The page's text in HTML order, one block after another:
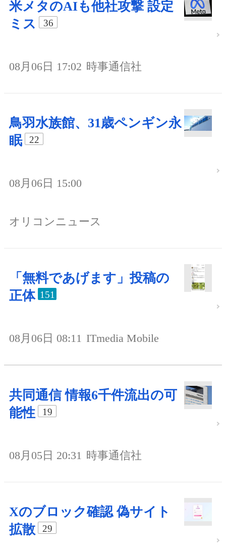
米メタのAIも他社攻撃 設定
ミス
36
08月06日 17:02 時事通信社
鳥羽水族館、31歳ペンギン永
眠
22
08月06日 15:00
オリコンニュース
「無料であげます」投稿の
正体 151
08月06日 08:11 ITmedia Mobile
共同通信 情報6千件流出の可
能性
19
08月05日 20:31 時事通信社
Xのブロック確認 偽サイト
拡散
29